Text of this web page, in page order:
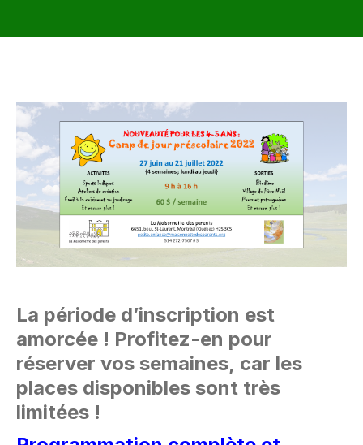
La période d’inscription est
amorcée ! Profitez-en pour
réserver vos semaines, car les
places disponibles sont très
limitées !